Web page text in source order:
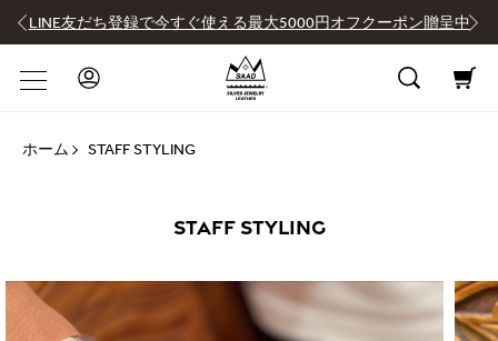
LINE友だち登録で今すぐ使える最大5000円オフクーポン贈呈中
ホーム STAFF STYLING
STAFF STYLING